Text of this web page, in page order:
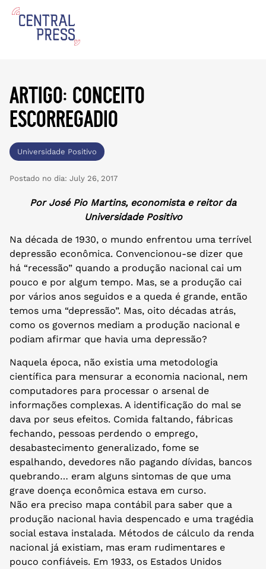
artigo: conceito
escorregadio
Universidade Positivo
Postado no dia: July 26, 2017
Por José Pio Martins, economista e reitor da
Universidade Positivo
Na década de 1930, o mundo enfrentou uma terrível
depressão econômica. Convencionou-se dizer que
há “recessão” quando a produção nacional cai um
pouco e por algum tempo. Mas, se a produção cai
por vários anos seguidos e a queda é grande, então
temos uma “depressão”. Mas, oito décadas atrás,
como os governos mediam a produção nacional e
podiam afirmar que havia uma depressão?
Naquela época, não existia uma metodologia
científica para mensurar a economia nacional, nem
computadores para processar o arsenal de
informações complexas. A identificação do mal se
dava por seus efeitos. Comida faltando, fábricas
fechando, pessoas perdendo o emprego,
desabastecimento generalizado, fome se
espalhando, devedores não pagando dívidas, bancos
quebrando… eram alguns sintomas de que uma
grave doença econômica estava em curso.
Não era preciso mapa contábil para saber que a
produção nacional havia despencado e uma tragédia
social estava instalada. Métodos de cálculo da renda
nacional já existiam, mas eram rudimentares e
pouco confiáveis. Em 1933, os Estados Unidos